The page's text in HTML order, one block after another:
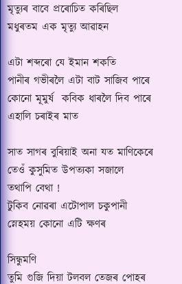
মৃত্যুৰ বাবে প্ৰৰোচিত কৰিছিল
মধুৰতম এক মৃত্যু আৱাহন
এটা শব্দৰো যে ইমান শকতি
পানীৰ গভীৰলৈ এটা বাট সাজিব পাৰে
কোনো মূমুৰ্ষ কবিক ধাৰলৈ দিব পাৰে
এহালি চৰাইৰ মাত
সাত সাগৰ বুৰিয়াই অনা যত মাণিকেৰে
তেওঁ কুসুমিত উপত্যকা সজালে
তথাপি বেথা !
টুকিব নোৱৰা এটোপাল চকুপানী
স্নেহময় কোনো এটি ক্ষণৰ
সিন্ধুমণি
তুমি গুজি দিয়া টলবল তেজৰ পোহৰ